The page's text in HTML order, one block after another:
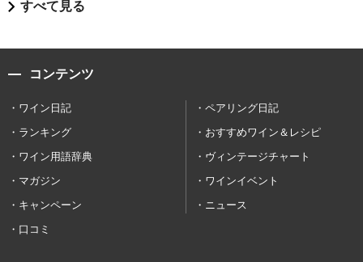
すべて見る
コンテンツ
ワイン日記
ペアリング日記
ランキング
おすすめワイン＆レシピ
ワイン用語辞典
ヴィンテージチャート
マガジン
ワインイベント
キャンペーン
ニュース
口コミ